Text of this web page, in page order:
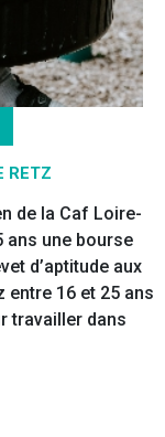
RETZ
de la Caf Loire-
ans une bourse
d’aptitude aux
16 et 25 ans
travailler dans